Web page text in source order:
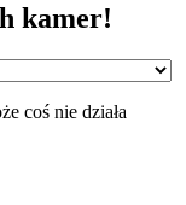
kamer!
coś nie działa